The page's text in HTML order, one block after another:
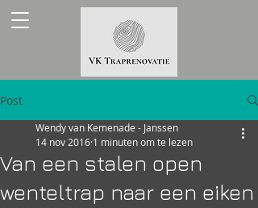
Post
Van een stalen open
wenteltrap naar een eiken
Wendy van Kemenade - Janssen
14 nov 2016 1 minuten om te lezen